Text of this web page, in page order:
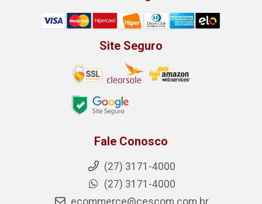
Site Seguro
Fale Conosco
(27) 3171-4000
(27) 3171-4000
ecommerce@cescom.com.br